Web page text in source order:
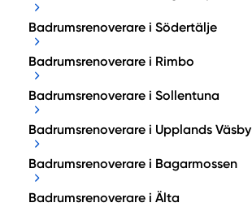
Badrumsrenoverare i Södertälje
Badrumsrenoverare i Rimbo
Badrumsrenoverare i Sollentuna
Badrumsrenoverare i Upplands Väsby
Badrumsrenoverare i Bagarmossen
Badrumsrenoverare i Älta